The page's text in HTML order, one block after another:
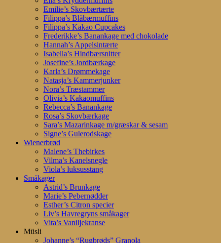
Emilie’s Skovbærtærte
Filippa’s Blåbærmuffins
Filippa’s Kakao Cupcakes
Frederikke’s Banankage med chokolade
Hannah’s Appelsintærte
Isabella’s Hindbærsnitter
Josefine’s Jordbærkage
Karla’s Drømmekage
Natasja’s Kammerjunker
Nora’s Træstammer
Olivia’s Kakaomuffins
Rebecca’s Banankage
Rosa’s Skovbærkage
Sara’s Mazarinkage m/græskar & sesam
Signe’s Gulerodskage
Wienerbrød
Malene’s Thebirkes
Vilma’s Kanelsnegle
Viola’s luksusstang
Småkager
Astrid’s Brunkage
Marie’s Pebernødder
Esther’s Citron specier
Liv’s Havregryns småkager
Vita’s Vaniljekranse
Müsli
Johanne’s “Rugbrøds” Granola